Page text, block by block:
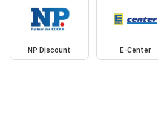
NP Discount E-Center